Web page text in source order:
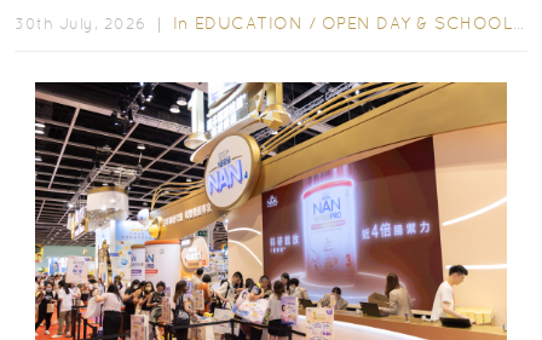
30th July, 2026 ｜ In EDUCATION / OPEN DAY & SCHOOL EVENTS